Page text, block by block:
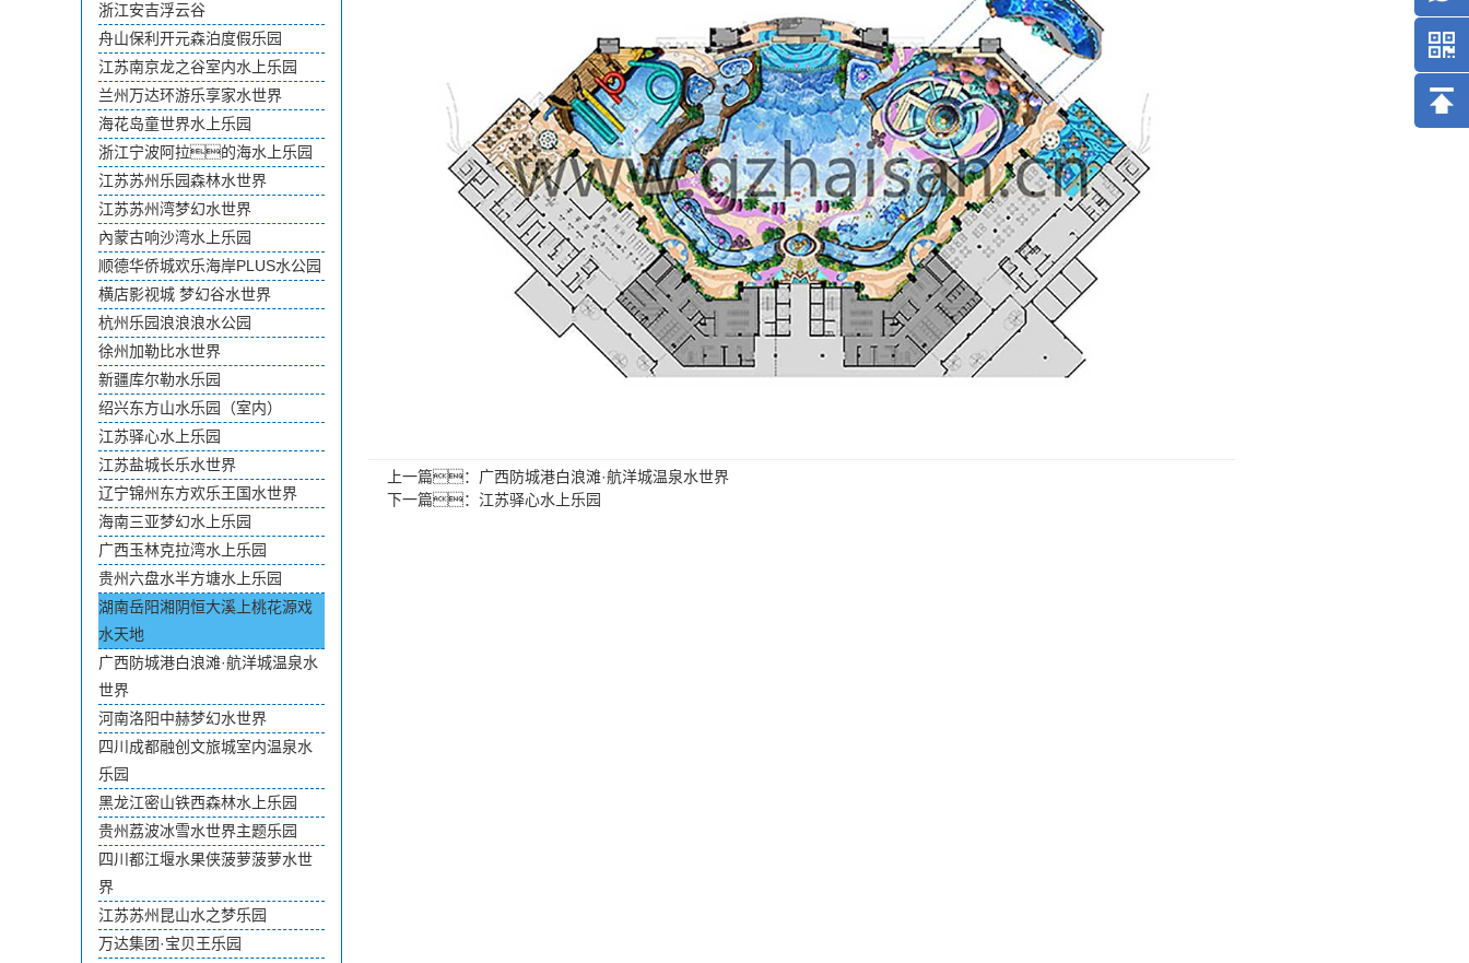
浙江安吉浮云谷
舟山保利开元森泊度假乐园
江苏南京龙之谷室内水上乐园
兰州万达环游乐享家水世界
海花岛童世界水上乐园
浙江宁波阿拉的海水上乐园
江苏苏州乐园森林水世界
江苏苏州湾梦幻水世界
內蒙古响沙湾水上乐园
顺德华侨城欢乐海岸PLUS水公园
横店影视城 梦幻谷水世界
杭州乐园浪浪浪水公园
徐州加勒比水世界
新疆库尔勒水乐园
绍兴东方山水乐园（室内）
江苏驿心水上乐园
江苏盐城长乐水世界
辽宁锦州东方欢乐王国水世界
海南三亚梦幻水上乐园
广西玉林克拉湾水上乐园
贵州六盘水半方塘水上乐园
湖南岳阳湘阴恒大溪上桃花源戏
水天地
广西防城港白浪滩·航洋城温泉水
世界
河南洛阳中赫梦幻水世界
四川成都融创文旅城室内温泉水
乐园
黑龙江密山铁西森林水上乐园
贵州荔波冰雪水世界主题乐园
四川都江堰水果侠菠萝菠萝水世
界
江苏苏州昆山水之梦乐园
万达集团·宝贝王乐园
上一篇： 广西防城港白浪滩·航洋城温泉水世界
下一篇：江苏驿心水上乐园